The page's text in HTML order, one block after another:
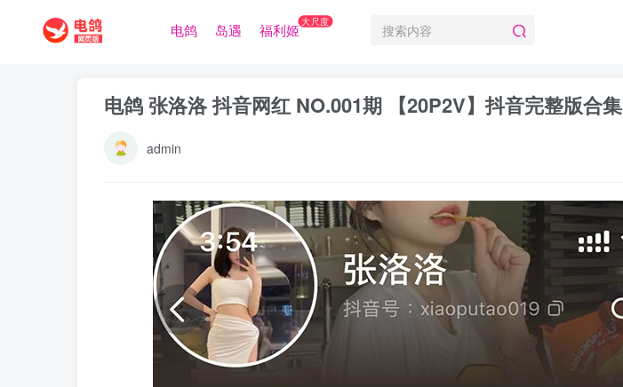
电鸽 岛遇 福利姬大尺度
电鸽 张洛洛 抖音网红 NO.001期 【20P2V】抖音完整版合集
admin